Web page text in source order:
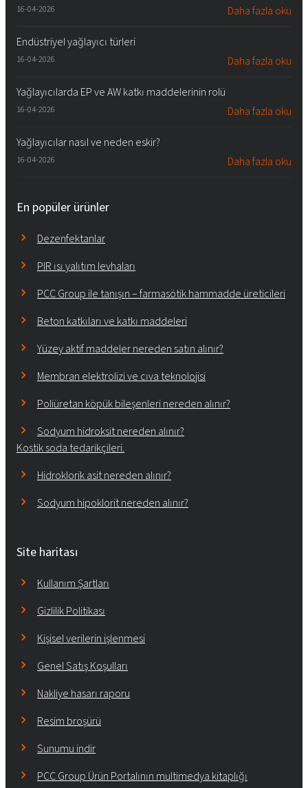
16-04-2026 Daha fazla oku
Endüstriyel yağlayıcı türleri
16-04-2026 Daha fazla oku
Yağlayıcılarda EP ve AW katkı maddelerinin rolü
16-04-2026 Daha fazla oku
Yağlayıcılar nasıl ve neden eskir?
16-04-2026 Daha fazla oku
En popüler ürünler
Dezenfektanlar
PIR ısı yalıtım levhaları
PCC Group ile tanışın – farmasötik hammadde üreticileri
Beton katkıları ve katkı maddeleri
Yüzey aktif maddeler nereden satın alınır?
Membran elektrolizi ve cıva teknolojisi
Poliüretan köpük bileşenleri nereden alınır?
Sodyum hidroksit nereden alınır?
Kostik soda tedarikçileri.
Hidroklorik asit nereden alınır?
Sodyum hipoklorit nereden alınır?
Site haritası
Kullanım Şartları
Gizlilik Politikası
Kişisel verilerin işlenmesi
Genel Satış Koşulları
Nakliye hasarı raporu
Resim broşürü
Sunumu indir
PCC Group Ürün Portalının multimedya kitaplığı